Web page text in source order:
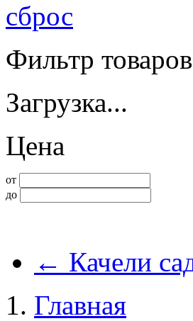
сброс
Фильтр товаров
Загрузка...
Цена
от
до
← Качели
Главная